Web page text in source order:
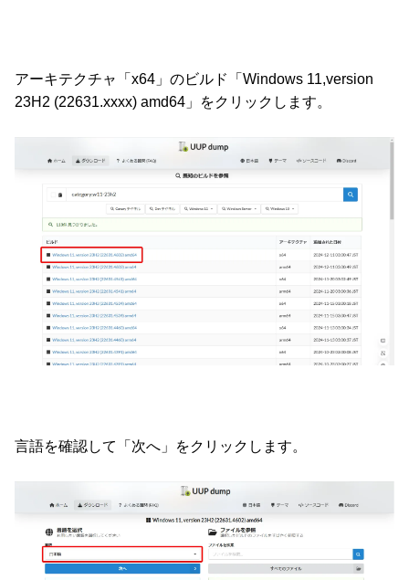
アーキテクチャ「x64」のビルド「Windows 11,version
23H2 (22631.xxxx) amd64」をクリックします。
言語を確認して「次へ」をクリックします。